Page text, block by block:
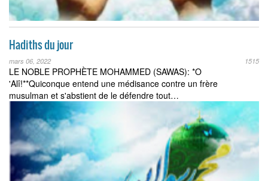
Hadiths du jour
mars 06, 2022 1515
LE NOBLE PROPHÈTE MOHAMMED (SAWAS): *O
'Alî!**Quiconque entend une médisance contre un frère
musulman et s'abstient de le défendre tout…